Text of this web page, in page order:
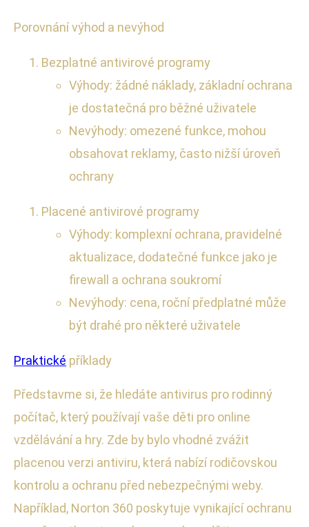
Porovnání výhod a nevýhod
Bezplatné antivirové programy
Výhody: žádné náklady, základní ochrana
je dostatečná pro běžné uživatele
Nevýhody: omezené funkce, mohou
obsahovat reklamy, často nižší úroveň
ochrany
Placené antivirové programy
Výhody: komplexní ochrana, pravidelné
aktualizace, dodatečné funkce jako je
firewall a ochrana soukromí
Nevýhody: cena, roční předplatné může
být drahé pro některé uživatele
Praktické příklady
Představme si, že hledáte antivirus pro rodinný
počítač, který používají vaše děti pro online
vzdělávání a hry. Zde by bylo vhodné zvážit
placenou verzi antiviru, která nabízí rodičovskou
kontrolu a ochranu před nebezpečnými weby.
Například, Norton 360 poskytuje vynikající ochranu